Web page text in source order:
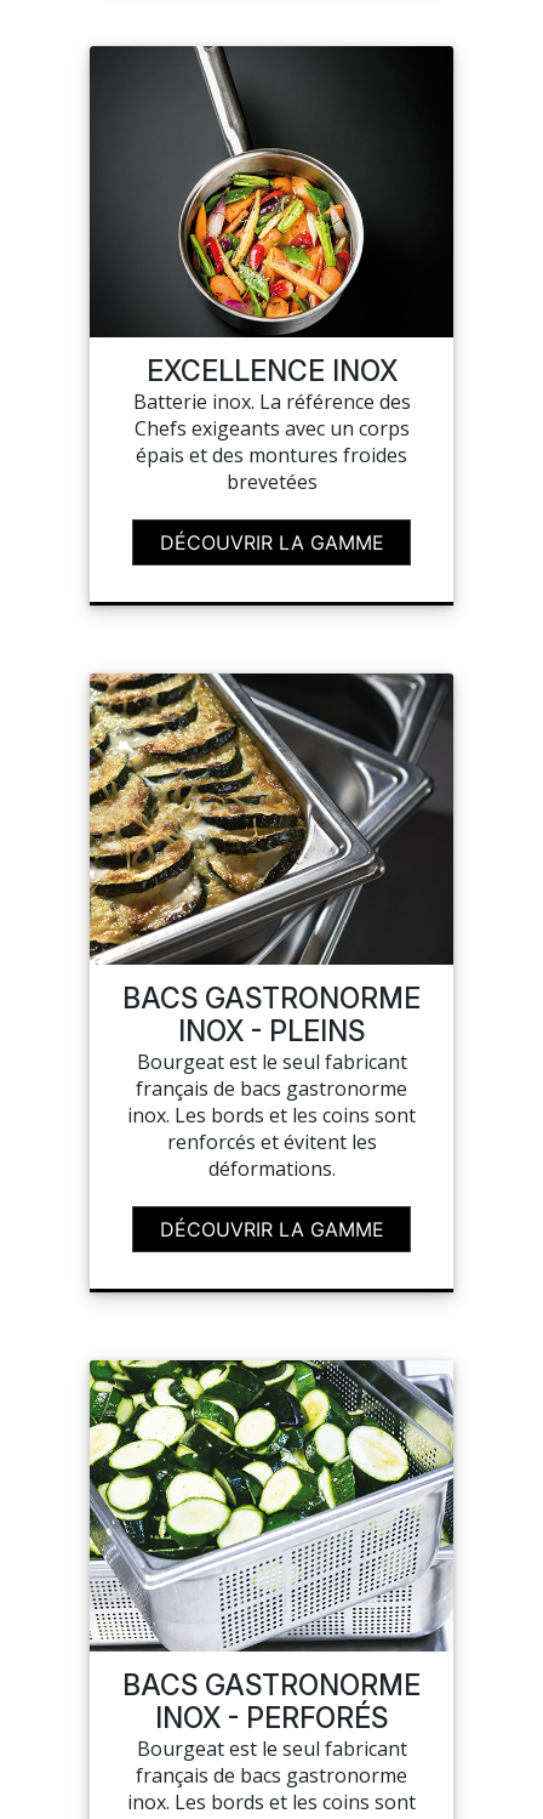
SUR-MESURE
EXCELLENCE INOX
Batterie inox. La référence des
Chefs exigeants avec un corps
épais et des montures froides
brevetées
DÉCOUVRIR LA GAMME
BACS GASTRONORME
INOX - PLEINS
Bourgeat est le seul fabricant
français de bacs gastronorme
inox. Les bords et les coins sont
renforcés et évitent les
déformations.
DÉCOUVRIR LA GAMME
BACS GASTRONORME
INOX - PERFORÉS
Bourgeat est le seul fabricant
français de bacs gastronorme
inox. Les bords et les coins sont